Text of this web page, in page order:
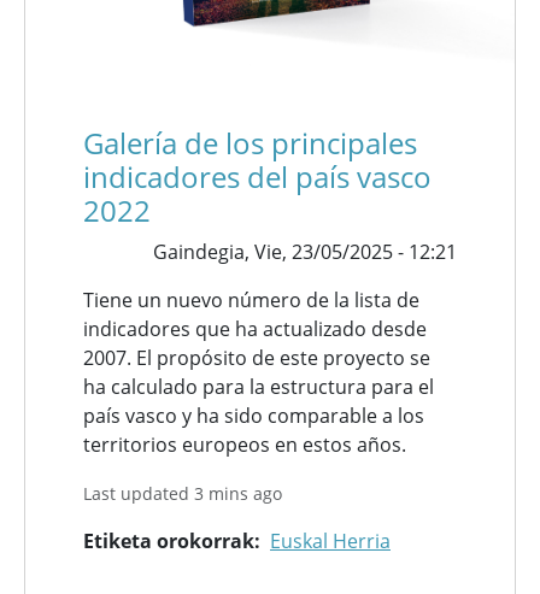
Galería de los principales
indicadores del país vasco
2022
Gaindegia, Vie, 23/05/2025 - 12:21
Tiene un nuevo número de la lista de
indicadores que ha actualizado desde
2007. El propósito de este proyecto se
ha calculado para la estructura para el
país vasco y ha sido comparable a los
territorios europeos en estos años.
Last updated 3 mins ago
Etiketa orokorrak Euskal Herria